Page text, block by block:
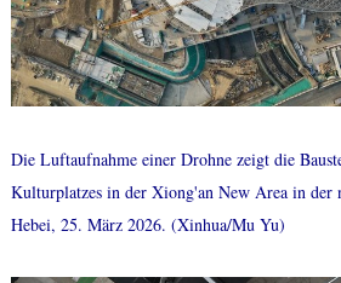
Die Luftaufnahme einer Drohne zeigt die
Kulturplatzes in der Xiong'an New Area in der
Hebei, 25. März 2026. (Xinhua/Mu Yu)